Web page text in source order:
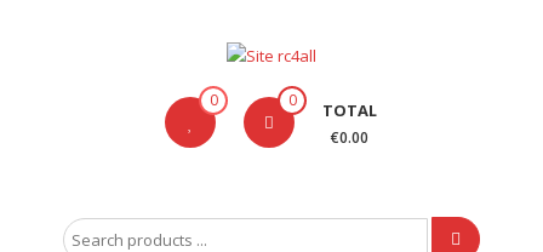
Carson
0 0 TOTAL
€0.00
Search